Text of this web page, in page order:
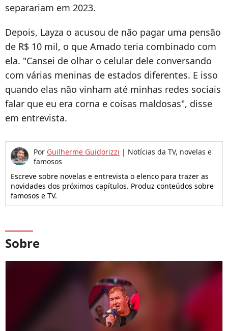
separariam em 2023.
Depois, Layza o acusou de não pagar uma pensão
de R$ 10 mil, o que Amado teria combinado com
ela. "Cansei de olhar o celular dele conversando
com várias meninas de estados diferentes. E isso
quando elas não vinham até minhas redes sociais
falar que eu era corna e coisas maldosas", disse
em entrevista.
Por Guilherme Guidorizzi | Notícias da TV, novelas e
famosos
Escreve sobre novelas e entrevista o elenco para trazer as
novidades dos próximos capítulos. Produz conteúdos sobre
famosos e TV.
Sobre